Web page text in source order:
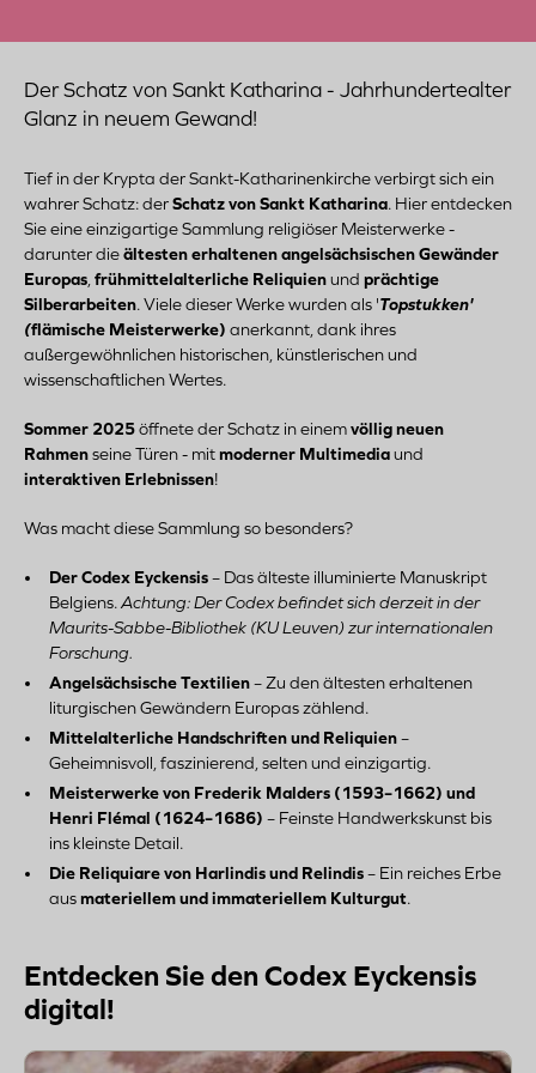
Der Schatz von Sankt Katharina - Jahrhundertealter
Glanz in neuem Gewand!
Tief in der Krypta der Sankt-Katharinenkirche verbirgt sich ein
wahrer Schatz: derSchatz von Sankt Katharina. Hier entdecken
Sie eine einzigartige Sammlung religiöser Meisterwerke -
darunter dieältesten erhaltenen angelsächsischen Gewänder
Europas frühmittelalterliche Reliquienund prächtige
Silberarbeiten. Viele dieser Werke wurden als 'Topstukken'
(flämische Meisterwerke) anerkannt, dank ihres
außergewöhnlichen historischen, künstlerischen und
wissenschaftlichen Wertes.
Sommer 2025öffnete der Schatz in einemvöllig neuen
Rahmenseine Türen - mitmoderner Multimediaund
interaktiven Erlebnissen!
Was macht diese Sammlung so besonders?
Der Codex Eyckensis– Das älteste illuminierte Manuskript
Belgiens. Achtung: Der Codex befindet sich derzeit in der
Maurits-Sabbe-Bibliothek (KU Leuven) zur internationalen
Forschung.
Angelsächsische Textilien– Zu den ältesten erhaltenen
liturgischen Gewändern Europas zählend.
Mittelalterliche Handschriften und Reliquien–
Geheimnisvoll, faszinierend, selten und einzigartig.
Meisterwerke von Frederik Malders (1593–1662) und
Henri Flémal (1624–1686) – Feinste Handwerkskunst bis
ins kleinste Detail.
Die Reliquiare von Harlindis und Relindis– Ein reiches Erbe
ausmateriellem und immateriellem Kulturgut.
Entdecken Sie den Codex Eyckensis
digital!